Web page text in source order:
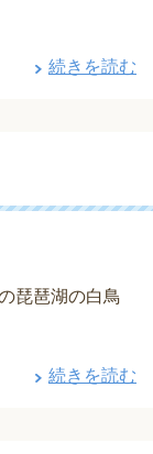
続きを読む
琵琶湖の白鳥
続きを読む